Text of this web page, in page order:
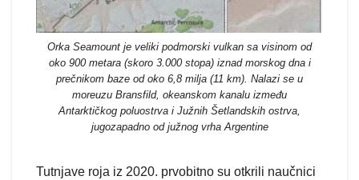
Orka Seamount je veliki podmorski vulkan sa visinom od
oko 900 metara (skoro 3.000 stopa) iznad morskog dna i
prečnikom baze od oko 6,8 milja (11 km). Nalazi se u
moreuzu Bransfild, okeanskom kanalu između
Antarktičkog poluostrva i Južnih Šetlandskih ostrva,
jugozapadno od južnog vrha Argentine
Tutnjave roja iz 2020. prvobitno su otkrili naučnici